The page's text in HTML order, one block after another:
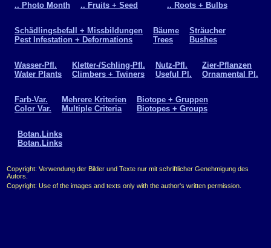
.. Photo Month
.. Fruits + Seed
.. Roots + Bulbs
Schädlingsbefall + Missbildungen
Pest Infestation + Deformations
Bäume
Trees
Sträucher
Bushes
Wasser-Pfl.
Water Plants
Kletter-/Schling-Pfl.
Climbers + Twiners
Nutz-Pfl.
Useful Pl.
Zier-Pflanzen
Ornamental Pl.
Farb-Var.
Color Var.
Mehrere Kriterien
Multiple Criteria
Biotope + Gruppen
Biotopes + Groups
Botan.Links
Botan.Links
Copyright: Verwendung der Bilder und Texte nur mit schriftlicher Genehmigung des
Autors.
Copyright: Use of the images and texts only with the author's written permission.